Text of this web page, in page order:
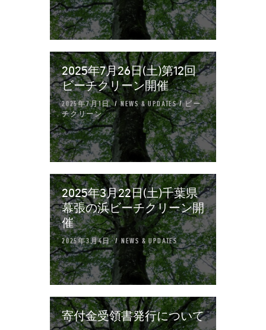
2025年7月26日(土)第12回
ビーチクリーン開催
2025年7月1日 NEWS & UPDATES/ ビー
チクリーン
2025年3月22日(土)千葉県
幕張の浜ビーチクリーン開
催
2025年3月4日 NEWS & UPDATES
寄付金受領書発行について